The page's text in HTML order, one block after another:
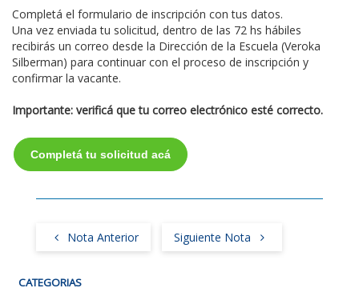
Completá el formulario de inscripción con tus datos.
Una vez enviada tu solicitud, dentro de las 72 hs hábiles
recibirás un correo desde la Dirección de la Escuela (Veroka
Silberman) para continuar con el proceso de inscripción y
confirmar la vacante.
Importante: verificá que tu correo electrónico esté correcto.
Completá tu solicitud acá
Nota Anterior Siguiente Nota
CATEGORIAS